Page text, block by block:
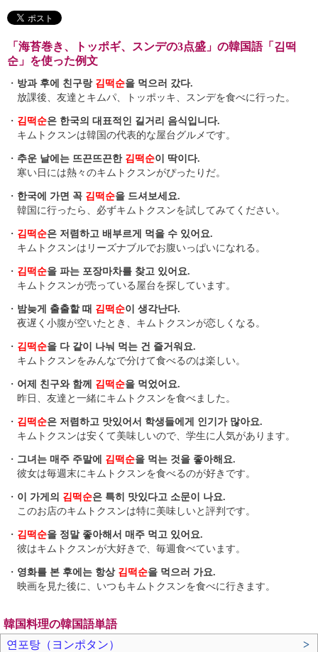
「海苔巻き、トッポギ、スンデの3点盛」の韓国語「김떡
순」を使った例文
・ 방과 후에 친구랑 김떡순을 먹으러 갔다.
放課後、友達とキムパ、トッポッキ、スンデを食べに行った。
・ 김떡순은 한국의 대표적인 길거리 음식입니다.
キムトクスンは韓国の代表的な屋台グルメです。
・ 추운 날에는 뜨끈뜨끈한 김떡순이 딱이다.
寒い日には熱々のキムトクスンがぴったりだ。
・ 한국에 가면 꼭 김떡순을 드셔보세요.
韓国に行ったら、必ずキムトクスンを試してみてください。
・ 김떡순은 저렴하고 배부르게 먹을 수 있어요.
キムトクスンはリーズナブルでお腹いっぱいになれる。
・ 김떡순을 파는 포장마차를 찾고 있어요.
キムトクスンが売っている屋台を探しています。
・ 밤늦게 출출할 때 김떡순이 생각난다.
夜遅く小腹が空いたとき、キムトクスンが恋しくなる。
・ 김떡순을 다 같이 나눠 먹는 건 즐거워요.
キムトクスンをみんなで分けて食べるのは楽しい。
・ 어제 친구와 함께 김떡순을 먹었어요.
昨日、友達と一緒にキムトクスンを食べました。
・ 김떡순은 저렴하고 맛있어서 학생들에게 인기가 많아요.
キムトクスンは安くて美味しいので、学生に人気があります。
・ 그녀는 매주 주말에 김떡순을 먹는 것을 좋아해요.
彼女は毎週末にキムトクスンを食べるのが好きです。
・ 이 가게의 김떡순은 특히 맛있다고 소문이 나요.
このお店のキムトクスンは特に美味しいと評判です。
・ 김떡순을 정말 좋아해서 매주 먹고 있어요.
彼はキムトクスンが大好きで、毎週食べています。
・ 영화를 본 후에는 항상 김떡순을 먹으러 가요.
映画を見た後に、いつもキムトクスンを食べに行きます。
韓国料理の韓国語単語
연포탕（ヨンポタン）
>